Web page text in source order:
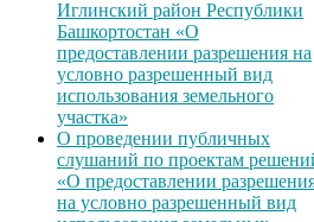
Иглинский район Республики
Башкортостан «О
предоставлении разрешения на
условно разрешенный вид
использования земельного
участка»
О проведении публичных
слушаний по проектам
«О предоставлении
на условно разрешенный вид